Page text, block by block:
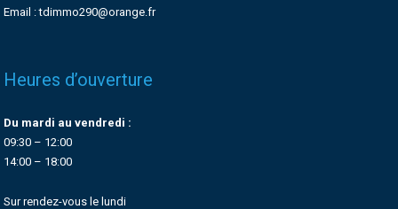
Email : tdimmo290@orange.fr
Heures d’ouverture
Du mardi au vendredi :
09:30 – 12:00
14:00 – 18:00
Sur rendez-vous le lundi